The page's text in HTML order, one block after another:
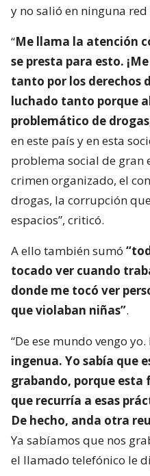
y no salió en ninguna red
“Me llama la atención
se presta para esto.
tanto por los derechos
luchado tanto porque
problemático de drogas
en este país y en esta
problema social de gran
crimen organizado, el
drogas, la corrupción
espacios”, criticó.
A ello también sumó
tocado ver cuando
donde me tocó ver
que violaban niñas”.
“De ese mundo vengo
ingenua. Yo sabía que
grabando, porque esta
que recurría a esas
De hecho, anda otra
Ya sabíamos que nos
el llamado telefónico le